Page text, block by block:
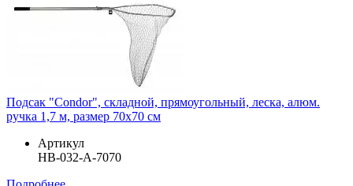
Подсак "Condor", складной, прямоугольный, леска, алюм.
ручка 1,7 м, размер 70х70 см
Артикул
HB-032-A-7070